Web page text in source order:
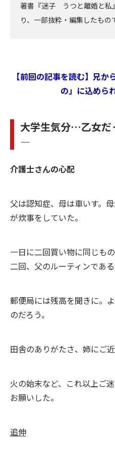
著書『迷子 うつと離婚と私
り、一部抜粋・編集したもの
【前回の記事を読む】兄
の」に込めら
大学生気分…乙女
―
介護士さんの心配
父は認知症、母は車いす。
が炊事をしていた。
一日に二回買い物に同じも
二回、父のルーティンである
郵便局には残高を聞きに。
のだろう。
田舎のありがたさ、姉にご
火の始末など、これ以上ご
お願いした。
追伸